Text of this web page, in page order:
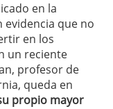
en la
evidencia que no
en los
un reciente
profesor de
queda en
propio mayor